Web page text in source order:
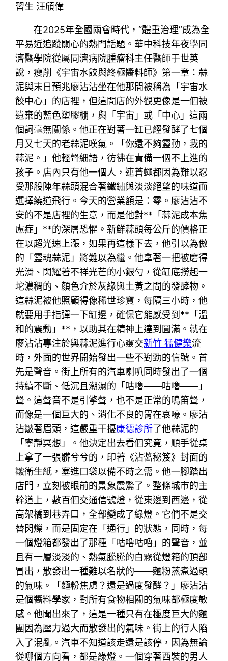
習生 汪頎偉
在2025年全國兩會時代，“體重治理”成為全
平易近追蹤關心的熱門話題。華中科技年夜學同
濟醫學院從屬同濟病院腫瘤科主任醫師于世英
說，瘦削《宇宙水餃與終極醬料師》第一章：蒜
泥與末日預兆廖沾沾坐在他那間被稱為「宇宙水
餃中心」的店裡，但這間店的外觀更像是一個被
遺棄的藍色塑膠棚，與「宇宙」或「中心」這兩
個詞毫無關係。他正在對著一缸已經發酵了七個
月又七天的老蒜泥嘆氣。「你還不夠靈動，我的
蒜泥。」他輕聲細語，彷彿在責備一個不上進的
孩子。店內只有他一個人，連蒼蠅都因為難以忍
受那股陳年蒜頭混合著鐵鏽與淡淡絕望的味道而
選擇繞道飛行。今天的營業額是：零。廖沾沾不
安的不是店裡的生意，而是他對**「蒜泥成本焦
慮症」**的深層恐懼。新鮮蒜頭每公斤的價格正
在以超光速上漲，如果再這樣下去，他引以為傲
的「靈魂蒜泥」將難以為繼。他拿著一把被磨得
光滑、閃耀著不祥光芒的小銀勺，從缸底撈起一
坨濃稠的、顏色介於灰綠與土黃之間的發酵物。
這蒜泥被他照顧得像稀世珍寶，每隔三小時，他
就要用手指彈一下缸邊，確保它能感受到**「溫
和的震動」**，以助其在精神上達到圓滿。就在
廖沾沾專注於與蒜泥進行心靈交新竹 猛健樂流
時，外面的世界開始發出一些不對勁的信號。首
先是聲音。街上所有的汽車喇叭同時發出了一個
持續不斷、低沉且潮濕的「咕嚕——咕嚕——」
聲。這聲音不是引擎聲，也不是正常的鳴笛聲，
而像是一個巨大的、消化不良的胃在哀嚎。廖沾
沾皺著眉頭，這嚴重干擾康德診所了他蒜泥的
「寧靜冥想」。他決定出去看個究竟，順手從桌
上拿了一張髒兮兮的，印著《沾醬秘笈》封面的
皺衛生紙，塞進口袋以備不時之需。他一腳踏出
店門，立刻被眼前的景象震驚了。整條城市的主
幹道上，數百個交通信號燈，從東邊到西邊，從
高架橋到巷弄口，全部變成了綠燈。它們不是交
替閃爍，而是固定在「通行」的狀態，同時，每
一個燈箱都發出了那種「咕嚕咕嚕」的聲音，並
且有一層淡淡的、熱氣騰騰的白霧從燈箱的頂部
冒出，散發出一種難以名狀的——麵粉蒸煮過頭
的氣味。「麵粉焦慮？還是過度發酵？」廖沾沾
是個醬料學家，對所有食物相關的氣味都極度敏
感。他聞出來了，這是一種只有在極度巨大的麵
團因為壓力過大而散發出的氣味。街上的行人陷
入了混亂。汽車不知道該走還是該停，因為無論
從哪個方向看，都是綠燈。一個穿著西裝的男人